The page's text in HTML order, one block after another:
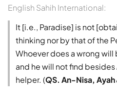
English Sahih International:
It [i.e., Paradise] is not
thinking nor by that of the
Whoever does a wrong
and he will not find
helper. (QS. An-Nisa,